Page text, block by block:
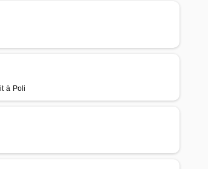
à Poli